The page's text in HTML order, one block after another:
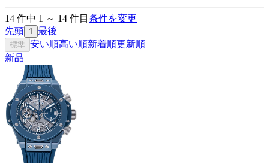
14 件中 1 ～ 14 件目 条件を変更
先頭 1 最後
標準 安い順高い順新着順更新順
新品